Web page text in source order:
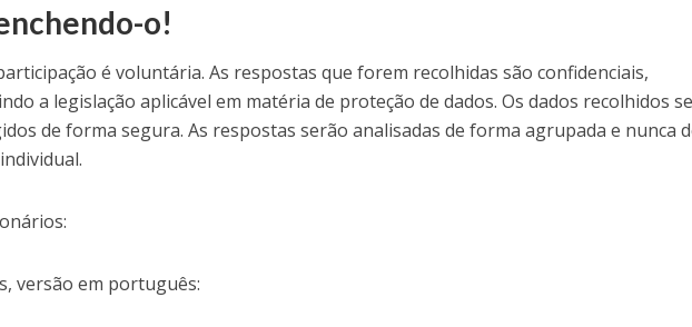
o!
é voluntária. As respostas que forem recolhidas são confidenciais,
a legislação aplicável em matéria de proteção de dados. Os dados recolhidos
de forma segura. As respostas serão analisadas de forma agrupada e nunca
versão em português: